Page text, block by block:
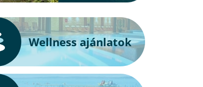
Wellness ajánlatok